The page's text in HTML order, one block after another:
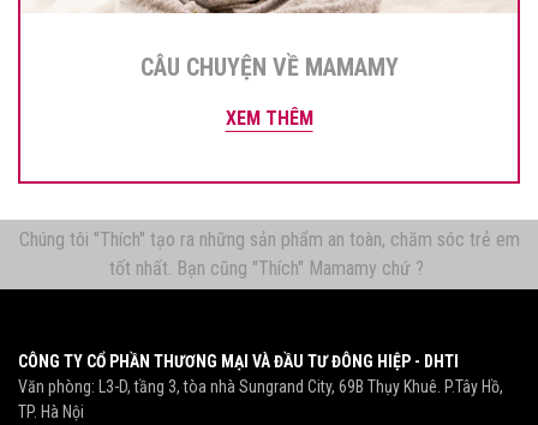
CÂU CHUYỆN VỀ MAMAMY
XEM THÊM
Chúng tôi "Thích" tạo ra những sản phẩm an toàn, chăm sóc trẻ em
tốt nhất. Bạn cũng "Thích" Mamamy chứ ?
CÔNG TY CỔ PHẦN THƯƠNG MẠI VÀ ĐẦU TƯ ĐÔNG HIỆP - DHTI
Văn phòng: L3-D, tầng 3, tòa nhà Sungrand City, 69B Thụy Khuê. P.Tây Hồ,
TP. Hà Nội